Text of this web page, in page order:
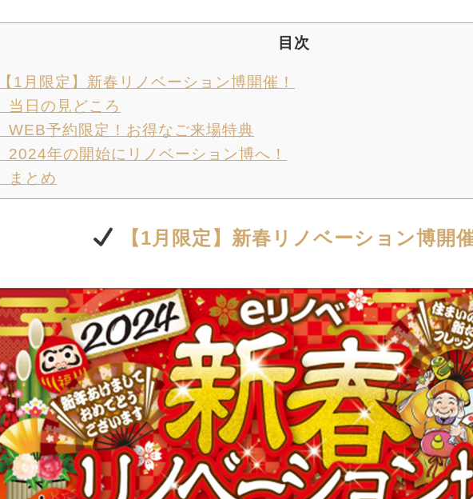
目次
【1月限定】新春リノベーション博開催！
当日の見どころ
WEB予約限定！お得なご来場特典
2024年の開始にリノベーション博へ！
まとめ
【1月限定】新春リノベーション博開